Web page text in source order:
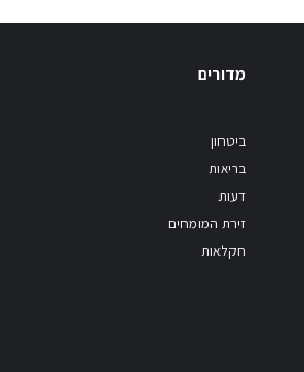
מדורים
ביטחון
בריאות
דעות
זירת המומחים
חקלאות